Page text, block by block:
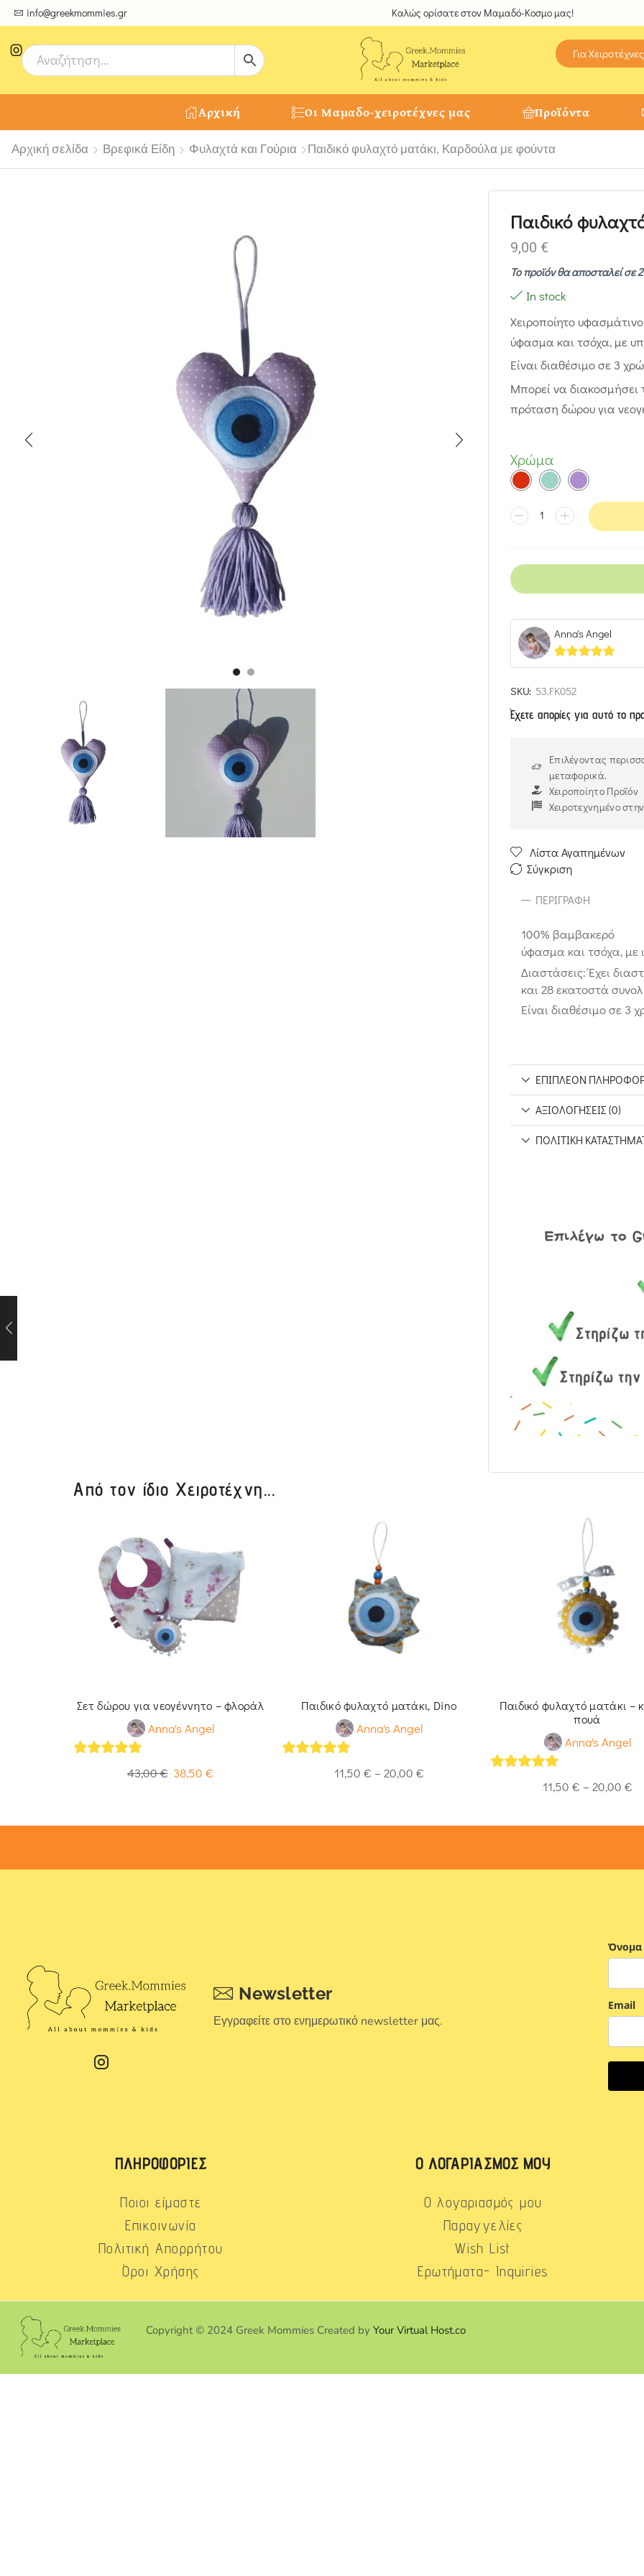
info@greekmommies.gr
μοναδικές δημιουργίες από τους Χειροτέχνες μας! Καλώς ορίσατε στον Μαμαδό-Κοσμο μας!
Για Χειροτέχνες
Αρχική Οι Μαμαδο-χειροτέχνες μας Προϊόντα
Αρχική σελίδα Βρεφικά Είδη Φυλαχτά και Γούρια Παιδικό φυλαχτό ματάκι, Καρδούλα με φούντα
Παιδικό
9,00 €
Το προϊόν θα αποσταλεί σε
In stock
Χειροποίητο
ύφασμα και τσόχα, με
Είναι διαθέσιμο σε 3
Μπορεί να διακοσμήσει
πρόταση δώρου για
Χρώμα
Anna's Angel
5out of 5
SKU: 53.FK052
Έχετε απορίες για αυτό το
Επιλέγοντας
μεταφορικά.
Χειροποίητο Προϊόν
Χειροτεχνημένο
Λίστα Αγαπημένων
Σύγκριση
ΠΕΡΙΓΡΑΦΉ
100% βαμβακερό
ύφασμα και τσόχα, με
Διαστάσεις: Έχει
και 28 εκατοστά
Είναι διαθέσιμο σε 3
ΕΠΙΠΛΈΟΝ
ΑΞΙΟΛΟΓΉΣΕΙΣ (0)
ΠΟΛΙΤΙΚΉ
Από τον ίδιο Χειροτέχνη...
Σετ δώρου για νεογέννητο – φλοράλ
Anna's Angel
43,00€ 38,50 €
Παιδικό φυλαχτό ματάκι, Dino
Anna's Angel
11,50 € – 20,00 €
Παιδικό φυλαχτό ματάκι –
πουά
Anna's Angel
11,50 € – 20,00 €
Newsletter
Εγγραφείτε στο ενημερωτικό newsletter μας.
Όνομα
Email
ΠΛΗΡΟΦΟΡΊΕΣ
Ποιοι είμαστε
Επικοινωνία
Πολιτική Απορρήτου
Όροι Χρήσης
Ο ΛΟΓΑΡΙΑΣΜΌΣ ΜΟΥ
Ο λογαριασμός μου
Παραγγελίες
Wish List
Ερωτήματα- Inquiries
Copyright © 2024 Greek Mommies Created byYour Virtual Host.co